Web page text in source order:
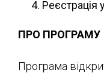
Реєстрація
ПРО ПРОГРАМУ
Програма